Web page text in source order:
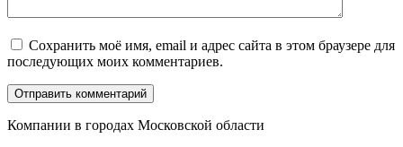
Сохранить моё имя, email и адрес сайта в этом браузере для
последующих моих комментариев.
Компании в городах Московской области